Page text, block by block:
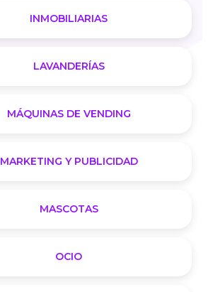
INMOBILIARIAS
LAVANDERÍAS
MÁQUINAS DE VENDING
MARKETING Y PUBLICIDAD
MASCOTAS
OCIO